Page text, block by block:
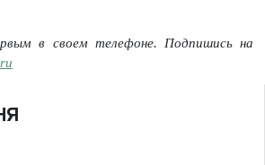
в своем телефоне. Подпишись на